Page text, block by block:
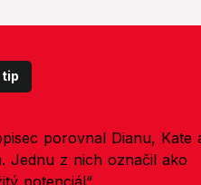
tip